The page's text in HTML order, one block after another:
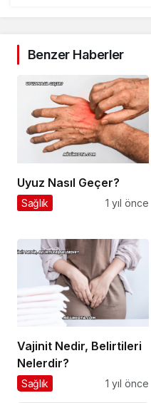
Benzer Haberler
Uyuz Nasıl Geçer?
Sağlık 1 yıl önce
Vajinit Nedir, Belirtileri
Nelerdir?
Sağlık 1 yıl önce